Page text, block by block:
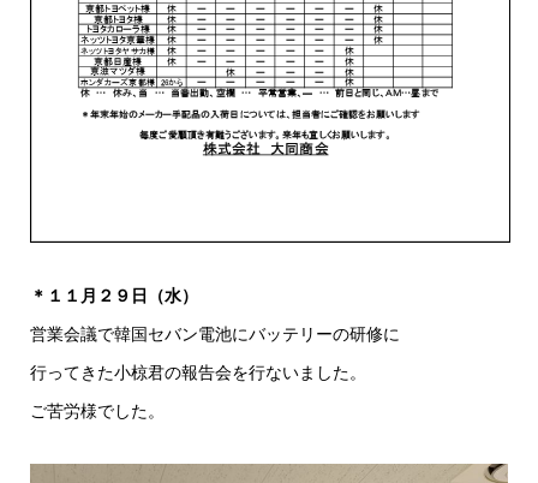
＊１１月２９日（水）
営業会議で韓国セバン電池にバッテリーの研修に
行ってきた小椋君の報告会を行ないました。
ご苦労様でした。